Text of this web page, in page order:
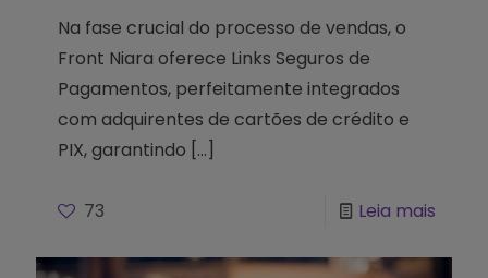
Na fase crucial do processo de vendas, o
Front Niara oferece Links Seguros de
Pagamentos, perfeitamente integrados
com adquirentes de cartões de crédito e
PIX, garantindo […]
73 Leia mais